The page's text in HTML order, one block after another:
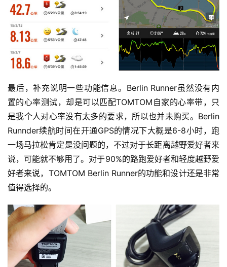
最后，补充说明一些功能信息。Berlin Runner虽然没有内
置的心率测试，却是可以匹配TOMTOM自家的心率带，只
是我个人对心率没有太多的要求，所以也并未购买。Berlin
Runnder续航时间在开通GPS的情况下大概是6-8小时，跑
一场马拉松肯定是没问题的，不过对于长距离越野爱好者来
说，可能就不够用了。对于90%的路跑爱好者和轻度越野爱
好者来说，TOMTOM Berlin Runner的功能和设计还是非常
值得选择的。